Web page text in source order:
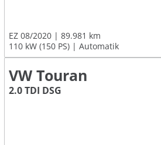
EZ 08/2020
89.981 km
110 kW (150 PS)
Automatik
VW Touran
2.0 TDI DSG